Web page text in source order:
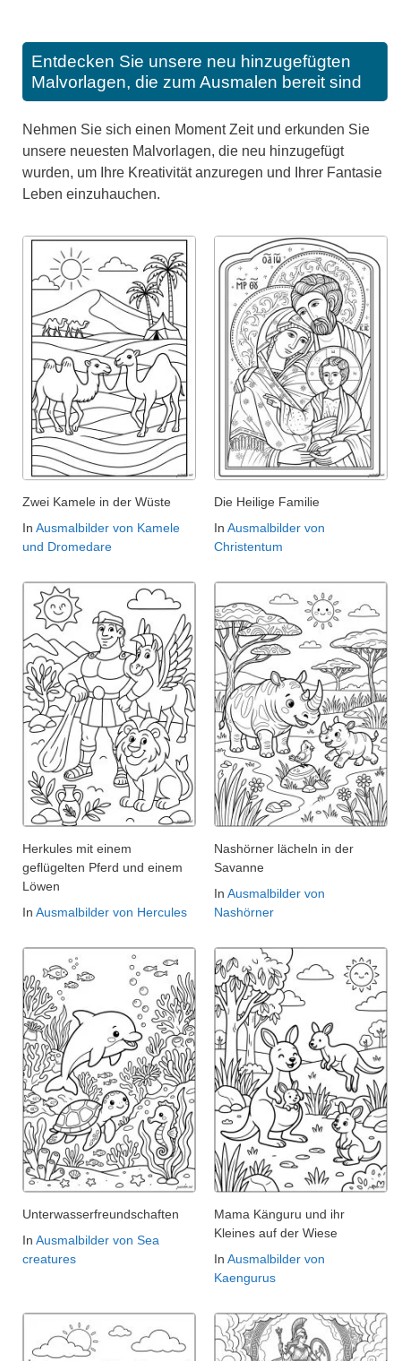
Entdecken Sie unsere neu hinzugefügten
Malvorlagen, die zum Ausmalen bereit sind
Nehmen Sie sich einen Moment Zeit und erkunden Sie
unsere neuesten Malvorlagen, die neu hinzugefügt
wurden, um Ihre Kreativität anzuregen und Ihrer Fantasie
Leben einzuhauchen.
Zwei Kamele in der Wüste
In Ausmalbilder von Kamele
und Dromedare
Die Heilige Familie
In Ausmalbilder von
Christentum
Herkules mit einem
geflügelten Pferd und einem
Löwen
In Ausmalbilder von Hercules
Nashörner lächeln in der
Savanne
In Ausmalbilder von
Nashörner
Unterwasserfreundschaften
In Ausmalbilder von Sea
creatures
Mama Känguru und ihr
Kleines auf der Wiese
In Ausmalbilder von
Kaengurus